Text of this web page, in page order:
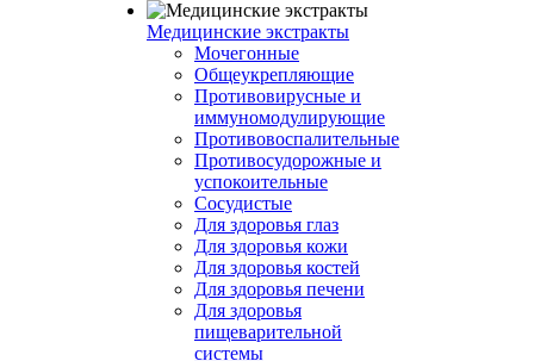
Медицинские экстракты
Мочегонные
Общеукрепляющие
Противовирусные и
иммуномодулирующие
Противовоспалительные
Противосудорожные и
успокоительные
Сосудистые
Для здоровья глаз
Для здоровья кожи
Для здоровья костей
Для здоровья печени
Для здоровья
пищеварительной
системы